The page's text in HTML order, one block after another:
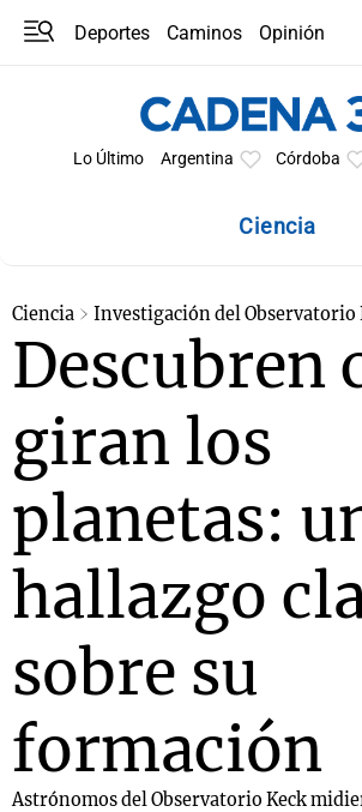
Deportes Caminos
Opinión
Lo Último Argentina Córdoba
Ciencia
Ciencia Investigación del Observatorio
Descubren
giran los
planetas:
hallazgo
sobre su
formación
Astrónomos del Observatorio Keck